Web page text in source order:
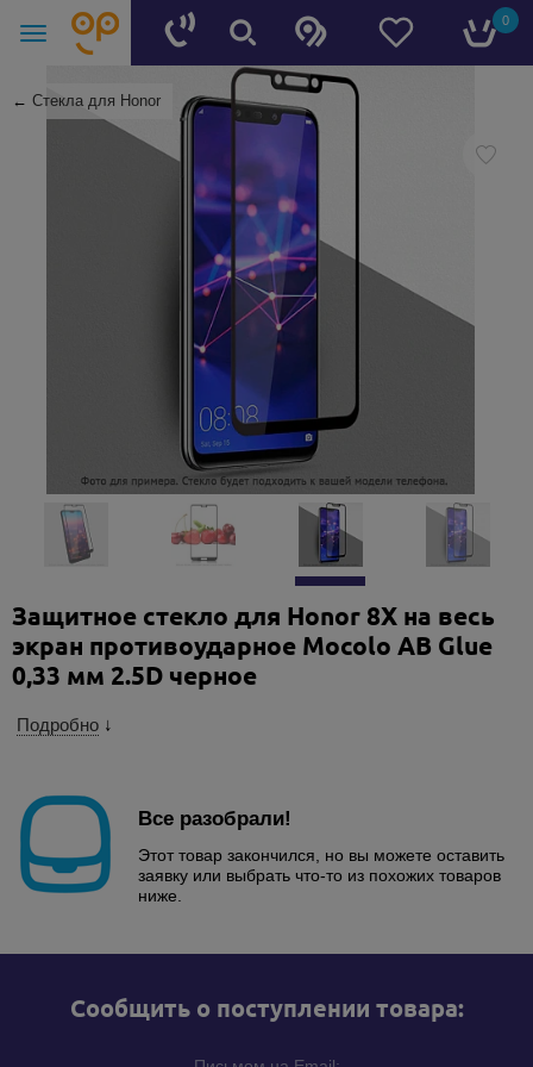
0
← Стекла для Honor
Защитное стекло для Honor 8X на весь
экран противоударное Mocolo AB Glue
0,33 мм 2.5D черное
Подробно ↓
Все разобрали!
Этот товар закончился, но вы можете оставить
заявку или выбрать что-то из похожих товаров
ниже.
Cообщить о поступлении товара: